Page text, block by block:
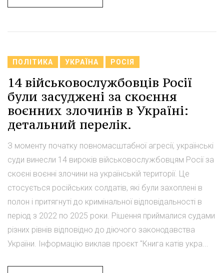
ПОЛІТИКА УКРАЇНА РОСІЯ
14 військовослужбовців Росії
були засуджені за скоєння
воєнних злочинів в Україні:
детальний перелік.
З моменту початку повномасштабної агресії, українські
суди винесли 14 вироків військовослужбовцям Росії за
скоєні воєнні злочини на українській території. Це
стосується російських солдатів, які були захоплені в
полон і притягнуті до кримінальної відповідальності в
період з 2022 по 2025 роки. Рішення приймалися судами
різних рівнів відповідно до діючого законодавства
України. Інформацію виклав проєкт "Книга катів укра...